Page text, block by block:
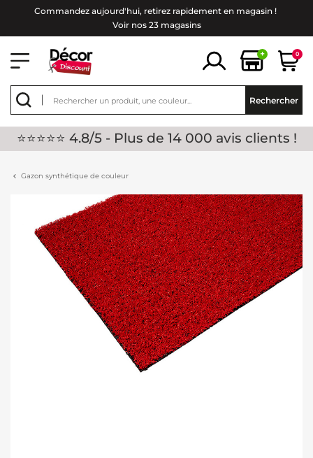
Commandez aujourd'hui, retirez rapidement en magasin !
Voir nos 23 magasins
+ 0
Rechercher
⭐⭐⭐⭐⭐ 4.8/5 - Plus de 14 000 avis clients !
Gazon synthétique de couleur